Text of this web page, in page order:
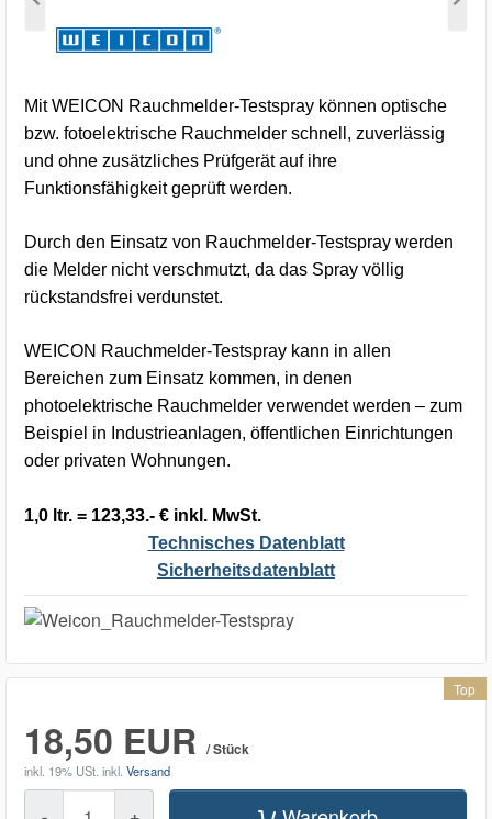
Mit WEICON Rauchmelder-Testspray können optische
bzw. fotoelektrische Rauchmelder schnell, zuverlässig
und ohne zusätzliches Prüfgerät auf ihre
Funktionsfähigkeit geprüft werden.
Durch den Einsatz von Rauchmelder-Testspray werden
die Melder nicht verschmutzt, da das Spray völlig
rückstandsfrei verdunstet.
WEICON Rauchmelder-Testspray kann in allen
Bereichen zum Einsatz kommen, in denen
photoelektrische Rauchmelder verwendet werden – zum
Beispiel in Industrieanlagen, öffentlichen Einrichtungen
oder privaten Wohnungen.
1,0 ltr. = 123,33.- € inkl. MwSt.
Technisches Datenblatt
Sicherheitsdatenblatt
Top
18,50 EUR / Stück
inkl. 19% USt. inkl. Versand